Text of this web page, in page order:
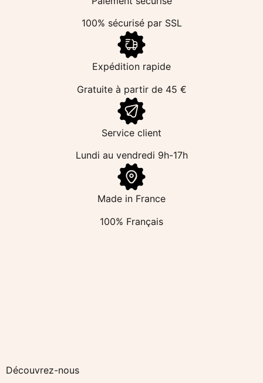
100% sécurisé par SSL
Expédition rapide
Gratuite à partir de 45 €
Service client
Lundi au vendredi 9h-17h
Made in France
100% Français
Découvrez-nous